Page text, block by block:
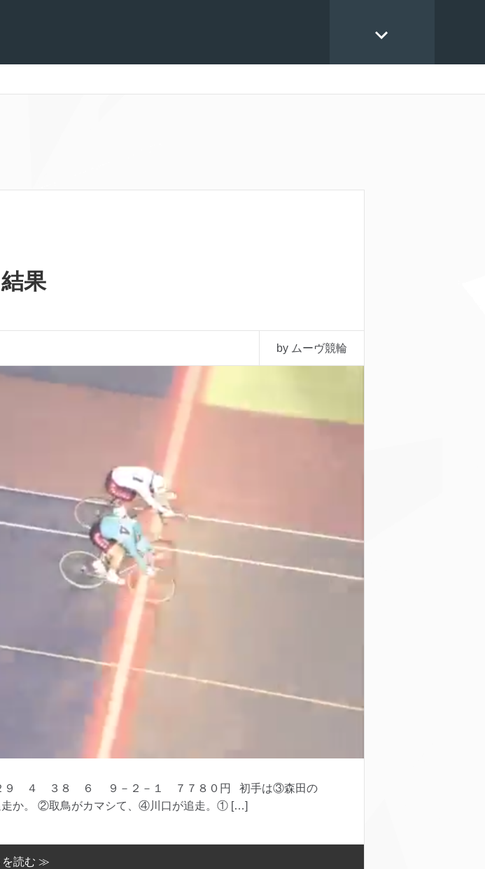
果
by ムーヴ競輪
９ ４ ３８ ６ ９－２－１ ７７８０円 初手は③森田の
か。 ②取鳥がカマシて、④川口が追走。① […]
を読む ≫